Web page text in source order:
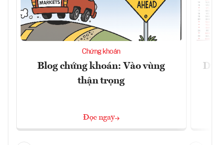
Chứng khoán
Blog chứng khoán: Vào vùng
thận trọng
Đọc ngay
Dự